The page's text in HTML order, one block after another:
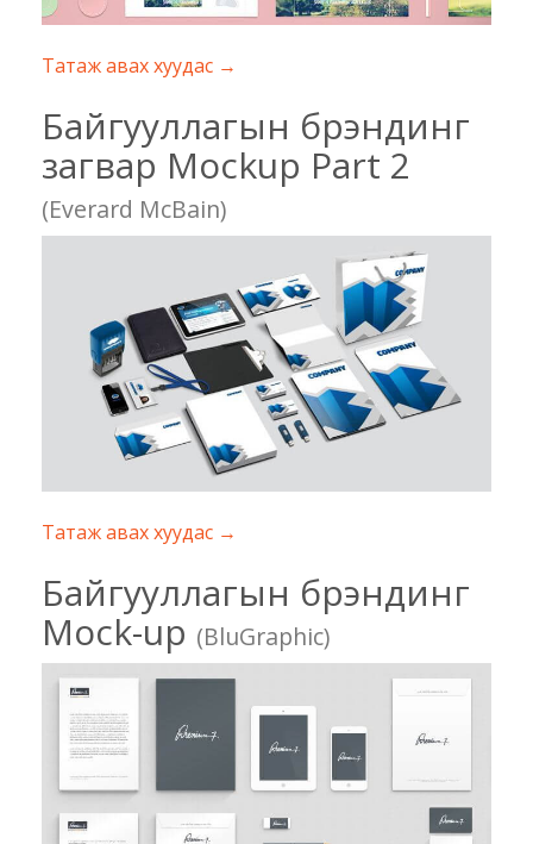
Татаж авах хуудас →
Байгууллагын брэндинг
загвар Mockup Part 2
(Everard McBain)
Татаж авах хуудас →
Байгууллагын брэндинг
Mock-up (BluGraphic)